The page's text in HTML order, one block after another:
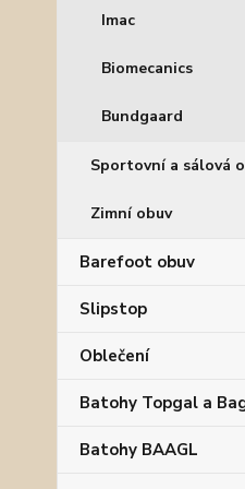
Imac
Biomecanics
Bundgaard
Sportovní a sálová
Zimní obuv
Barefoot obuv
Slipstop
Oblečení
Batohy Topgal a
Batohy BAAGL